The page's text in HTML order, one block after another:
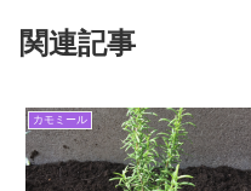
関連記事
カモミール